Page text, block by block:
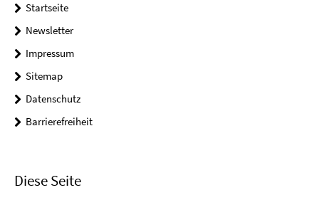
Startseite
Newsletter
Impressum
Sitemap
Datenschutz
Barrierefreiheit
Diese Seite